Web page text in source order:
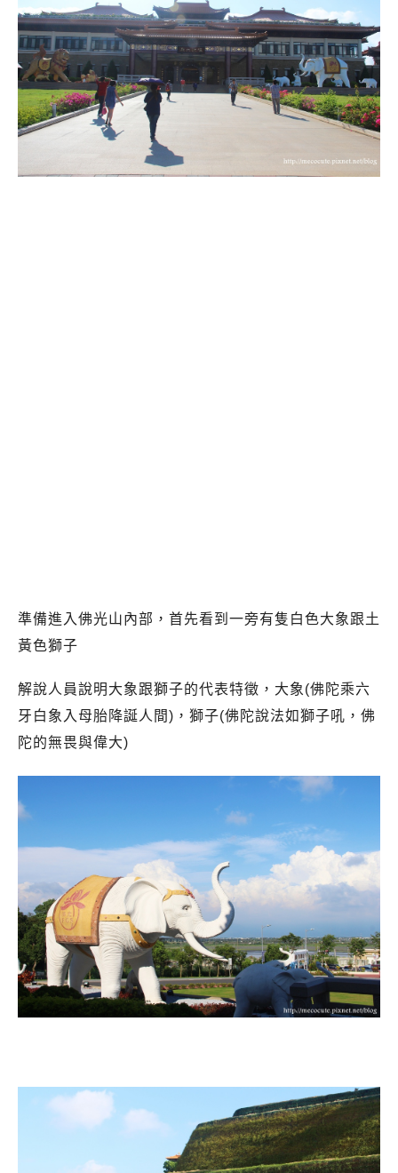
準備進入佛光山內部，首先看到一旁有隻白色大象跟土
黃色獅子
解說人員說明大象跟獅子的代表特徵，大象(佛陀乘六
牙白象入母胎降誕人間)，獅子(佛陀說法如獅子吼，佛
陀的無畏與偉大)